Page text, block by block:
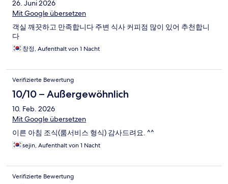
26. Juni 2026
Mit Google übersetzen
객실 깨끗하고 만족합니다 주변 식사 커피점 많이 있어 추천합니
다
창정, Aufenthalt von 1 Nacht
Verifizierte Bewertung
10/10 – Außergewöhnlich
10. Feb. 2026
Mit Google übersetzen
이른 아침 조식(룸서비스 형식) 감사드려요. ^^
sejin, Aufenthalt von 1 Nacht
Verifizierte Bewertung